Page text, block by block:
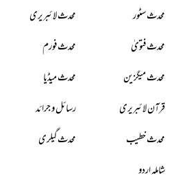
محدث سٹور
محدث لائبریری
محدث فتویٰ
محدث فورم
محدث میگزین
محدث میڈیا
قرآن لائبریری
رسائل و جرائد
محدث خطیب
محدث گیلری
شاملہ اردو